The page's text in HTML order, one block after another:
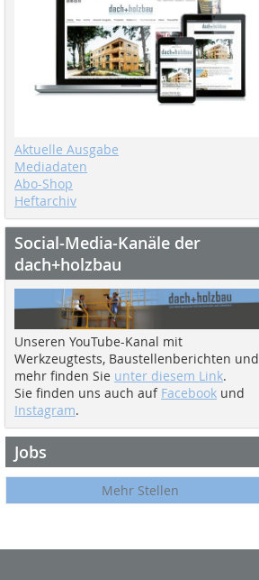
Aktuelle Ausgabe
Mediadaten
Abo-Shop
Heftarchiv
Social-Media-Kanäle der
dach+holzbau
Unseren YouTube-Kanal mit
Werkzeugtests, Baustellenberichten und
mehr finden Sie unter diesem Link.
Sie finden uns auch auf Facebook und
Instagram.
Jobs
Mehr Stellen